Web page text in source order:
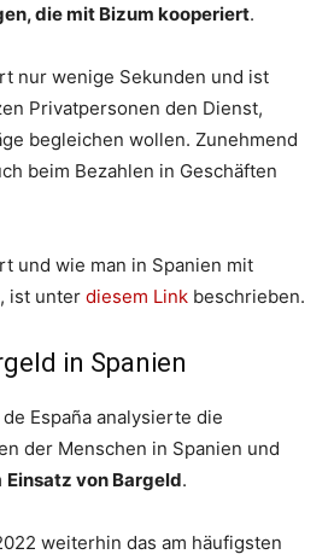
die mit Bizum kooperiert.
nur wenige Sekunden und ist
Privatpersonen den Dienst,
begleichen wollen. Zunehmend
beim Bezahlen in Geschäften
und wie man in Spanien mit
ist unter diesem Link beschrieben.
in Spanien
España analysierte die
der Menschen in Spanien und
Einsatz von Bargeld.
weiterhin das am häufigsten